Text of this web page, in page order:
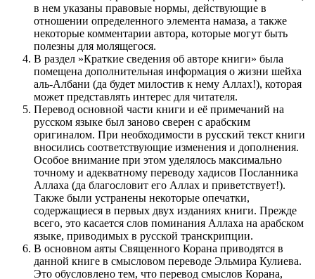
в нем указаны правовые нормы, действующие в
отношении определенного элемента намаза, а также
некоторые комментарии автора, которые могут быть
полезны для молящегося.
В раздел »Краткие сведения об авторе книги» была
помещена дополнительная информация о жизни шейха
аль-Албани (да будет милостив к нему Аллах!), которая
может представлять интерес для читателя.
Перевод основной части книги и её примечаний на
русском языке был заново сверен с арабским
оригиналом. При необходимости в русский текст книги
вносились соответствующие изменения и дополнения.
Особое внимание при этом уделялось максимально
точному и адекватному переводу хадисов Посланника
Аллаха (да благословит его Аллах и приветствует!).
Также были устранены некоторые опечатки,
содержащиеся в первых двух изданиях книги. Прежде
всего, это касается слов поминания Аллаха на арабском
языке, приводимых в русской транскрипции.
В основном аяты Священного Корана приводятся в
данной книге в смысловом переводе Эльмира Кулиева.
Это обусловлено тем, что перевод смыслов Корана,